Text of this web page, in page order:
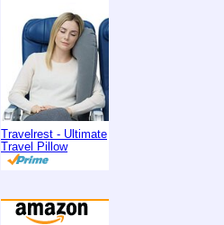
Travelrest - Ultimate
Travel Pillow